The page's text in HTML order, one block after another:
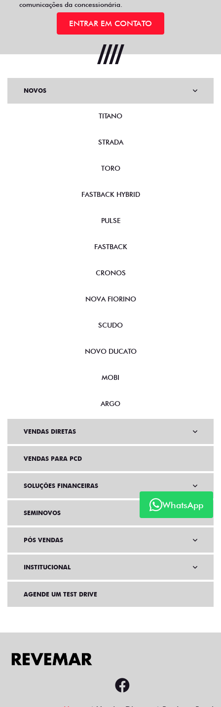
comunicações da concessionária.
ENTRAR EM CONTATO
WhatsApp
NOVOS
TITANO
STRADA
TORO
FASTBACK HYBRID
PULSE
FASTBACK
CRONOS
NOVA FIORINO
SCUDO
NOVO DUCATO
MOBI
ARGO
VENDAS DIRETAS
VENDAS PARA PCD
SOLUÇÕES FINANCEIRAS
SEMINOVOS
PÓS VENDAS
INSTITUCIONAL
AGENDE UM TEST DRIVE